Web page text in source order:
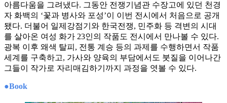
아름다움을 그려냈다. 그동안 전쟁기념관 수장고에 있던 천경
자 화백의 ‘꽃과 병사와 포성’이 이번 전시에서 처음으로 공개
됐다. 더불어 일제강점기와 한국전쟁, 민주화 등 격변의 시대
를 살아온 여성 화가 23인의 작품도 전시에서 만나볼 수 있다.
광복 이후 왜색 탈피, 전통 계승 등의 과제를 수행하면서 작품
세계를 구축하고, 가사와 양육의 부담에서도 붓질을 이어나간
그들이 작가로 자리매김하기까지 과정을 엿볼 수 있다.
●Book